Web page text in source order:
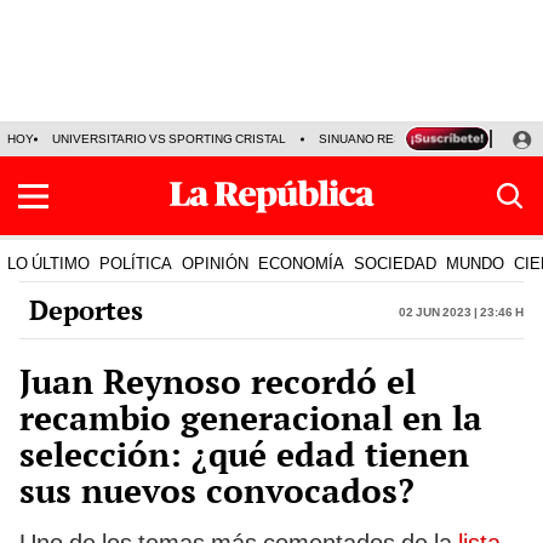
HOY UNIVERSITARIO VS SPORTING CRISTAL SINUANO RESULTADOS HOY
LO ÚLTIMO POLÍTICA OPINIÓN ECONOMÍA SOCIEDAD MUNDO
Deportes 02 Jun 2023 | 23:46 h
Juan Reynoso recordó el
recambio generacional en la
selección: ¿qué edad tienen
sus nuevos convocados?